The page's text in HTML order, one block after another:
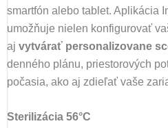
smartfón alebo tablet. Aplikácia
umožňuje nielen konfigurovať
aj vytvárať personalizovane
denného plánu, priestorových
počasia, ako aj zdieľať vaše
Sterilizácia 56°C